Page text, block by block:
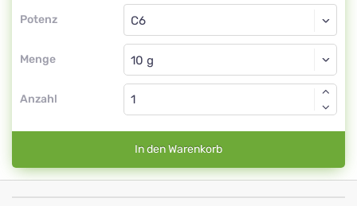
Potenz
Globuli
C6
Menge
Globuli
Anzahl
In den Warenkorb